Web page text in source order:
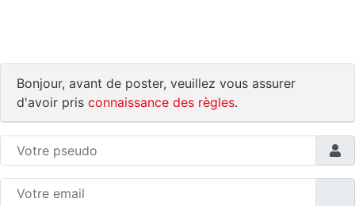
Bonjour, avant de poster, veuillez vous assurer
d'avoir pris connaissance des règles.